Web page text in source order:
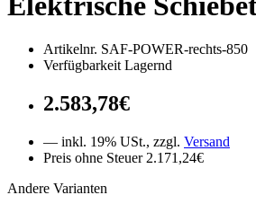
Artikelnr. SAF-POWER-rechts-850
Verfügbarkeit Lagernd
2.583,78€
— inkl. 19% USt., zzgl. Versand
Preis ohne Steuer 2.171,24€
Andere Varianten